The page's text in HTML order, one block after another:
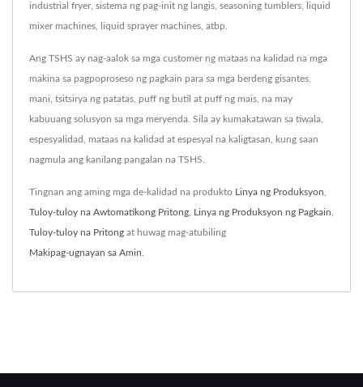
industrial fryer, sistema ng pag-init ng langis, seasoning tumblers, liquid
mixer machines, liquid sprayer machines, atbp.
Ang TSHS ay nag-aalok sa mga customer ng mataas na kalidad na mga
makina sa pagpoproseso ng pagkain para sa mga berdeng gisantes,
mani, tsitsirya ng patatas, puff ng butil at puff ng mais, na may
kabuuang solusyon sa mga meryenda. Sila ay kumakatawan sa tiwala,
espesyalidad, mataas na kalidad at espesyal na kaligtasan, kung saan
nagmula ang kanilang pangalan na TSHS.
Tingnan ang aming mga de-kalidad na produkto Linya ng Produksyon
Tuloy-tuloy na Awtomatikong Pritong Linya ng Produksyon ng Pagkain
Tuloy-tuloy na Pritong at huwag mag-atubiling
Makipag-ugnayan sa Amin